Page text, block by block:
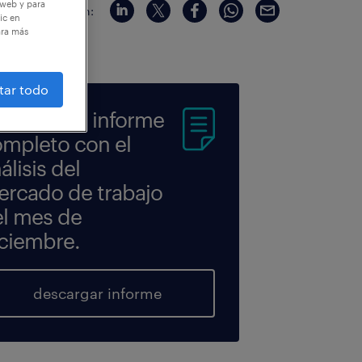
compartir en:
el informe
con el
del
de trabajo
mes de
descargar informe
y para
en
más
todo